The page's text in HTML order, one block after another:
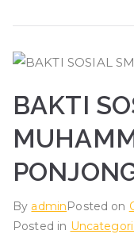
BAKTI
By adminPosted on
Posted in